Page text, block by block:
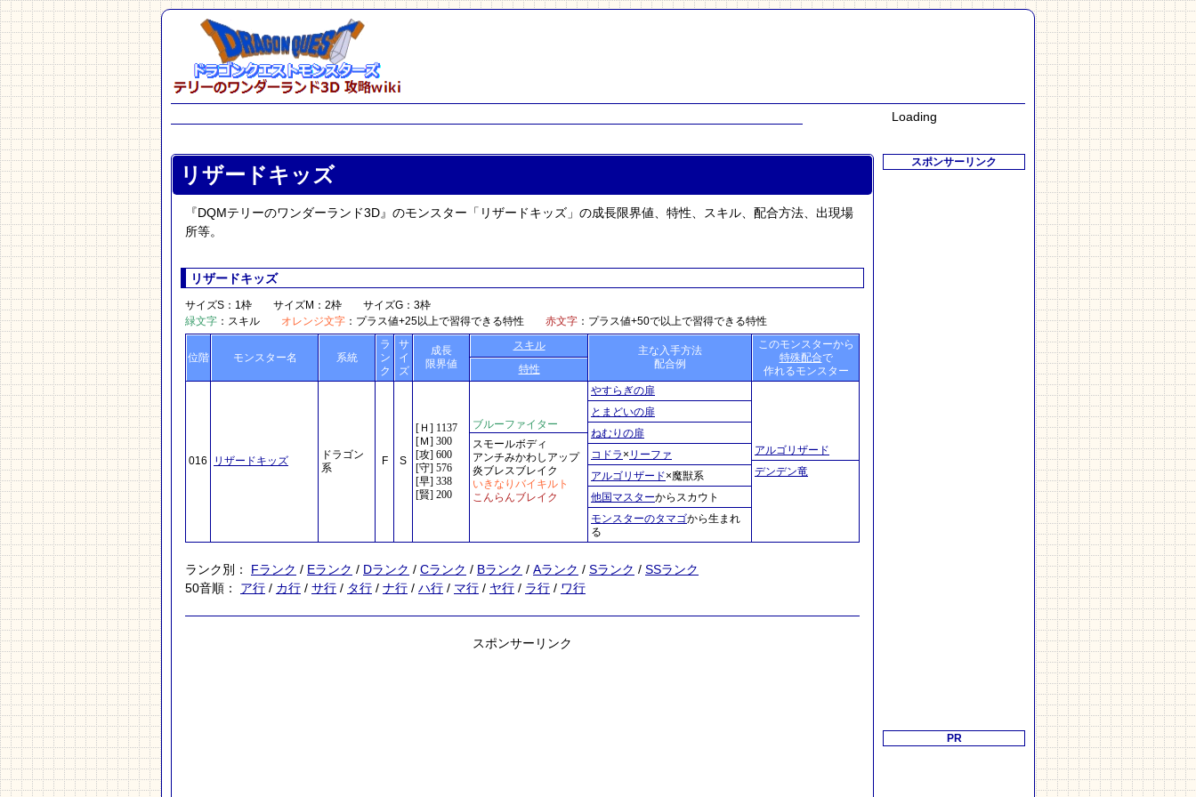
リザードキッズ
『DQMテリーのワンダーランド3D』のモンスター「リザードキッズ」の成長限界値、特性、スキル、配合方法、出現場
所等。
リザードキッズ
サイズS：1枠 サイズM：2枠 サイズG：3枠
緑文字 ：スキル オレンジ文字 ：プラス値+25以上で習得できる特性 赤文字 ：プラス値+50で以上で習得できる特性
位階 モンスター名 系統
ラ
ン
ク
サ
イ
ズ
成長
限界値
スキル
主な入手方法
配合例
このモンスターから
特殊配合で
作れるモンスター
特性
016 リザードキッズ
ドラゴン
系
F S
[Ｈ] 1137
[Ｍ] 300
[攻] 600
[守] 576
[早] 338
[賢] 200
ブルーファイター
スモールボディ
アンチみかわしアップ
炎ブレスブレイク
いきなりバイキルト
こんらんブレイク
やすらぎの扉
とまどいの扉
ねむりの扉
コドラ × リーファ
アルゴリザード×魔獣系
他国マスターからスカウト
モンスターのタマゴから生まれ
る
アルゴリザード
デンデン竜
ランク別： Fランク / Eランク / Dランク / Cランク / Bランク / Aランク / Sランク / SSランク
50音順： ア行 / カ行 / サ行 / タ行 / ナ行 / ハ行 / マ行 / ヤ行 / ラ行 / ワ行
スポンサーリンク
スポンサーリンク
PR
Loading